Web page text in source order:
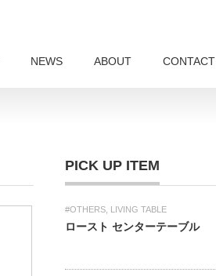
NEWS ABOUT CONTACT
PICK UP ITEM
#OTHERS LIVING TABLE
ロースト センターテーブル